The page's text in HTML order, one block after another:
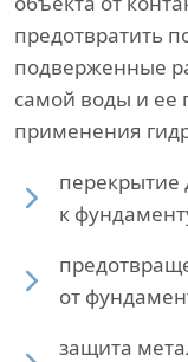
предотвратить
подверженные
самой воды и ее
применения
перекрытие
к
от
защита